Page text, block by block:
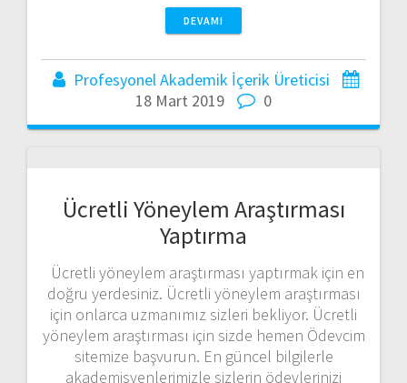
DEVAMI
Profesyonel Akademik İçerik Üreticisi
18 Mart 2019
0
Ücretli Yöneylem Araştırması
Yaptırma
Ücretli yöneylem araştırması yaptırmak için en
doğru yerdesiniz. Ücretli yöneylem araştırması
için onlarca uzmanımız sizleri bekliyor. Ücretli
yöneylem araştırması için sizde hemen Ödevcim
sitemize başvurun. En güncel bilgilerle
akademisyenlerimizle sizlerin ödevlerinizi